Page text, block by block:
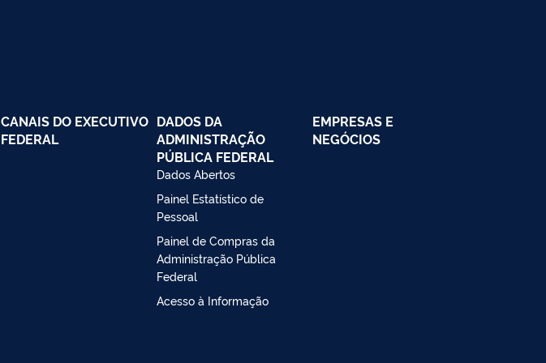
CANAIS DO EXECUTIVO
FEDERAL
DADOS DA
ADMINISTRAÇÃO
PÚBLICA FEDERAL
Dados Abertos
Painel Estatístico de
Pessoal
Painel de Compras da
Administração Pública
Federal
Acesso à Informação
EMPRESAS E
NEGÓCIOS